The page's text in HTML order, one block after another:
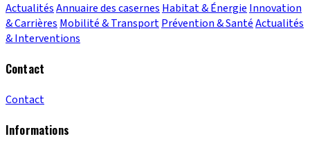
ActualitésAnnuaire des casernes Habitat & Énergie Innovation
& Carrières Mobilité & TransportPrévention & SantéActualités
& Interventions
Contact
Contact
Informations